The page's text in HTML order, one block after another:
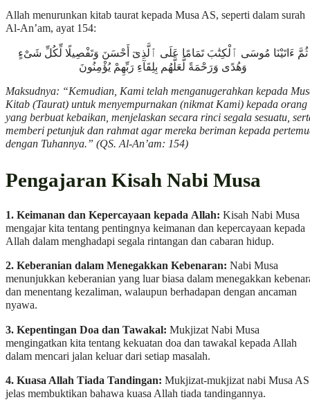
Allah menurunkan kitab taurat kepada Musa AS, seperti dalam surah
Al-An’am, ayat 154:
ثُمَّ ءَاتَيْنَا مُوسَى ٱلْكِتَٰبَ تَمَامًا عَلَى ٱلَّذِىٓ أَحْسَنَ وَتَفْصِيلًا لِّكُلِّ شَىْءٍ
وَهُدًى وَرَحْمَةً لَّعَلَّهُم بِلِقَآءِ رَبِّهِمْ يُؤْمِنُونَ
Maksudnya: “Kemudian, Kami telah menganugerahkan kepada
Kitab (Taurat) untuk menyempurnakan (nikmat Kami) kepada orang
yang berbuat kebaikan, menjelaskan secara rinci segala sesuatu,
memberi petunjuk dan rahmat agar mereka beriman kepada
dengan Tuhannya.” (QS. Al-An’am: 154)
Pengajaran Kisah Nabi Musa
1. Keimanan dan Kepercayaan kepada Allah: Kisah Nabi Musa
mengajar kita tentang pentingnya keimanan dan kepercayaan kepada
Allah dalam menghadapi segala rintangan dan cabaran hidup.
2. Keberanian dalam Menegakkan Kebenaran: Nabi Musa
menunjukkan keberanian yang luar biasa dalam menegakkan
dan menentang kezaliman, walaupun berhadapan dengan ancaman
nyawa.
3. Kepentingan Doa dan Tawakal: Mukjizat Nabi Musa
mengingatkan kita tentang kekuatan doa dan tawakal kepada Allah
dalam mencari jalan keluar dari setiap masalah.
4. Kuasa Allah Tiada Tandingan: Mukjizat-mukjizat nabi Musa AS
jelas membuktikan bahawa kuasa Allah tiada tandingannya.